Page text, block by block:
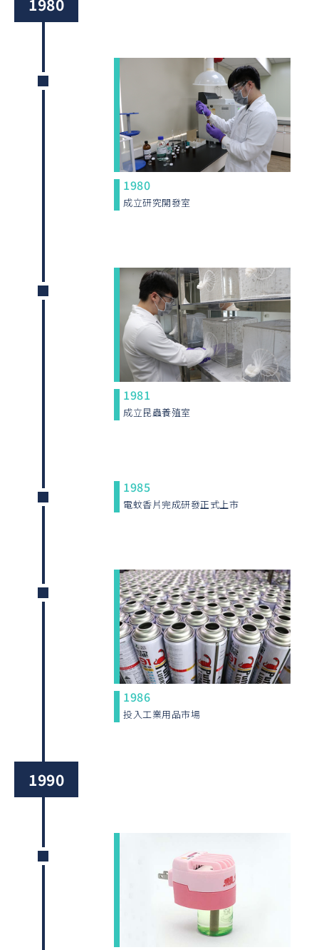
1980
成立研究開發室
1981
成立昆蟲養殖室
1985
電蚊香片完成研發正式上市
1986
投入工業用品市場
1990